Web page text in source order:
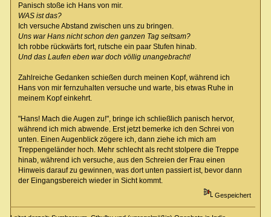
Panisch stoße ich Hans von mir.
WAS ist das?
Ich versuche Abstand zwischen uns zu bringen.
Uns war Hans nicht schon den ganzen Tag seltsam?
Ich robbe rückwärts fort, rutsche ein paar Stufen hinab.
Und das Laufen eben war doch völlig unangebracht!
Zahlreiche Gedanken schießen durch meinen Kopf, während ich
Hans von mir fernzuhalten versuche und warte, bis etwas Ruhe in
meinem Kopf einkehrt.
"Hans! Mach die Augen zu!", bringe ich schließlich panisch hervor,
während ich mich abwende. Erst jetzt bemerke ich den Schrei von
unten. Einen Augenblick zögere ich, dann ziehe ich mich am
Treppengeländer hoch. Mehr schlecht als recht stolpere die Treppe
hinab, während ich versuche, aus den Schreien der Frau einen
Hinweis darauf zu gewinnen, was dort unten passiert ist, bevor dann
der Eingangsbereich wieder in Sicht kommt.
Gespeichert